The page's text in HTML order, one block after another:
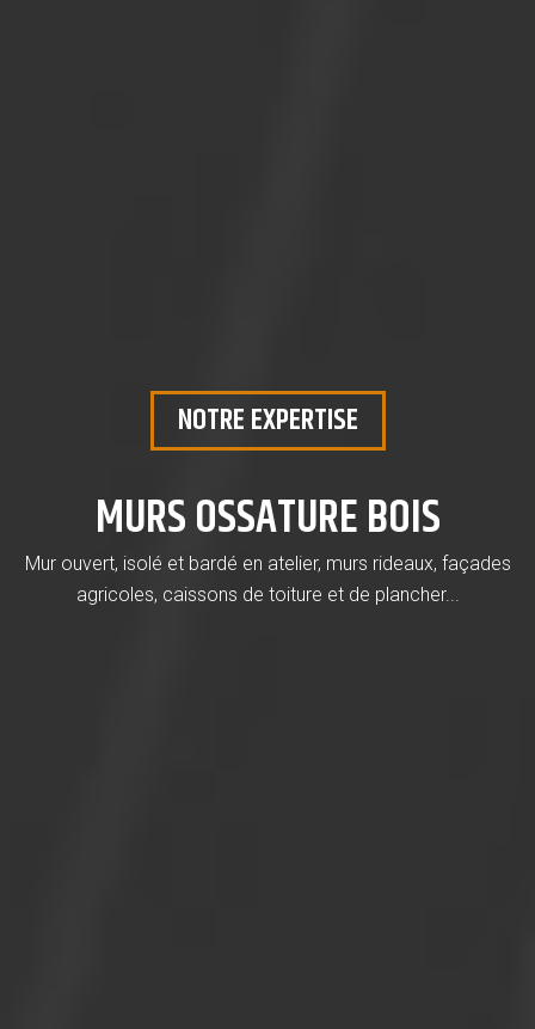
NOTRE EXPERTISE
MURS OSSATURE BOIS
Mur ouvert, isolé et bardé en atelier, murs rideaux, façades
agricoles, caissons de toiture et de plancher...